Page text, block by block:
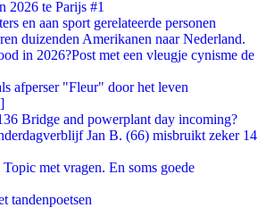
2026 te Parijs #1
en aan sport gerelateerde personen
duizenden Amerikanen naar Nederland.
in 2026?Post met een vleugje cynisme de
afperser "Fleur" door het leven
Bridge and powerplant day incoming?
Jan B. (66) misbruikt zeker 14
met vragen. En soms goede
tandenpoetsen